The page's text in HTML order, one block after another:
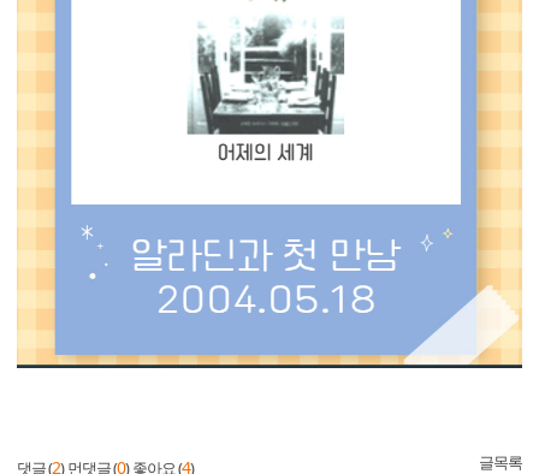
댓글 (2) 먼댓글 (0) 좋아요 (4) 글목록